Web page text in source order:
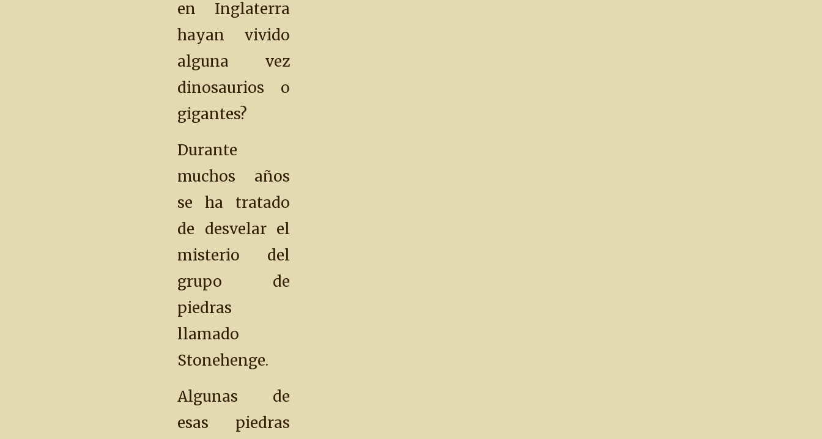
en Inglaterra
hayan vivido
alguna vez
dinosaurios o
gigantes?
Durante
muchos años
se ha tratado
de desvelar el
misterio del
grupo de
piedras
llamado
Stonehenge.
Algunas de
esas piedras